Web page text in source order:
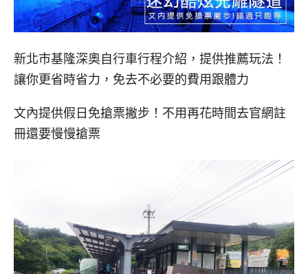
新北市基隆深奧自行車行程介紹，提供推薦玩法！
讓你更省時省力，免去不必要的費用跟體力
文內提供假日免搶票撇步！不用再花時間去官網註
冊還要慢慢搶票